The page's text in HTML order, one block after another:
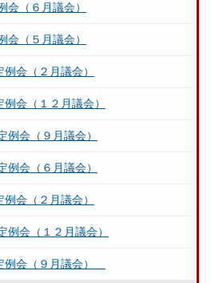
会（６月議会）
会（５月議会）
会（２月議会）
会（１２月議会）
例会（９月議会）
例会（６月議会）
会（２月議会）
例会（１２月議会）
例会（９月議会）